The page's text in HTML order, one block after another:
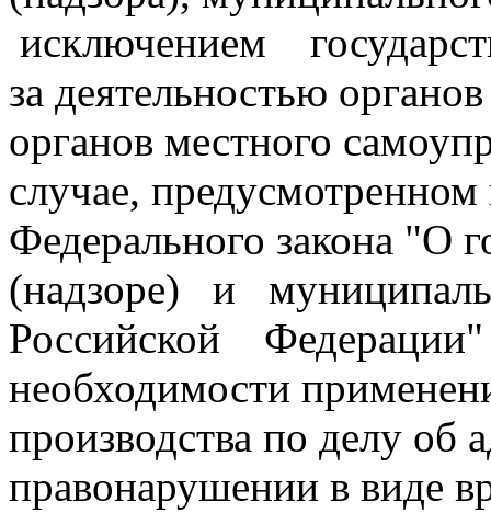
исключением
за деятельностью
органов местного
случае,
Федерального закона "О
(надзоре) и
Российской Федерации"
необходимости
производства по делу об
правонарушении в виде